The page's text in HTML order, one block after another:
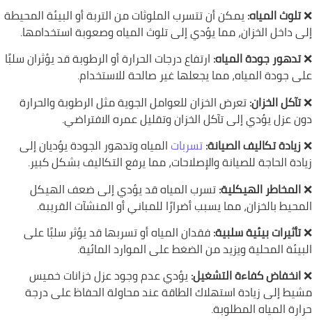
❌تلوث المياه: يمكن أن تتسرب الملوثات من التربة أو البيئة المحيطة
إلى داخل الخزان، مما يؤدي إلى تلوث المياه وصعوبة استخدامها.
❌تدهور جودة المياه: ارتفاع درجات الحرارة أو الرطوبة قد يؤثران سلبًا
على جودة المياه، مما يجعلها غير صالحة للاستخدام.
❌تآكل الخزان:تعرض الخزان للعوامل الجوية مثل الرطوبة والحرارة
دون عزل يؤدي إلى تآكل الخزان وتقليل عمره الافتراضي.
❌زيادة تكاليف الصيانة:تسربات المياه وتدهور الجودة يؤديان إلى
زيادة الحاجة للصيانة والإصلاحات، مما يرفع التكاليف بشكل كبير.
❌المخاطر الهيكلية:تسرب المياه قد يؤدي إلى ضعف الهيكل
المحيط بالخزان، مما يسبب أضرارًا للمباني أو المنشآت القريبة.
❌تأثيرات بيئية سلبية:فقدان المياه أو تسربها قد يؤثر سلبًا على
البيئة المحلية ويزيد من الضغط على الموارد المائية.
❌انخفاض كفاءة التشغيل:يؤدي عدم وجود عزل خزانات خميس
مشيط إلى زيادة استهلاك الطاقة عند محاولة الحفاظ على درجة
حرارة المياه المطلوبة.